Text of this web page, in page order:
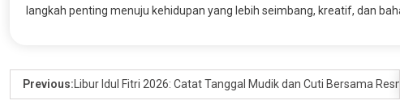
langkah penting menuju kehidupan yang lebih seimbang, kreatif, dan
Previous: Libur Idul Fitri 2026: Catat Tanggal Mudik dan Cuti Bersama